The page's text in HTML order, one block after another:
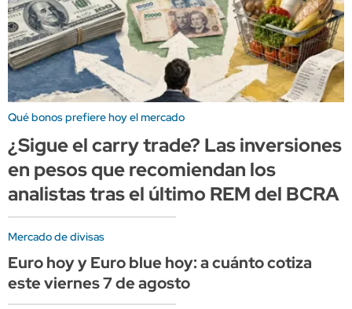
Qué bonos prefiere hoy el mercado
¿Sigue el carry trade? Las inversiones
en pesos que recomiendan los
analistas tras el último REM del BCRA
Mercado de divisas
Euro hoy y Euro blue hoy: a cuánto cotiza
este viernes 7 de agosto